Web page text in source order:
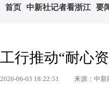
首页 中新社记者看浙江 要
工行推动“耐心
2026-06-03 18:22:51 来源：中新